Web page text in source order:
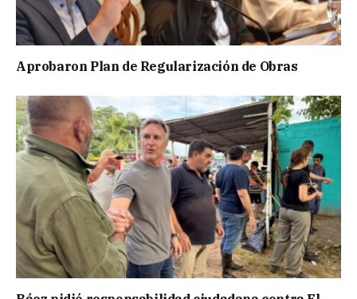
Aprobaron Plan de Regularización de Obras